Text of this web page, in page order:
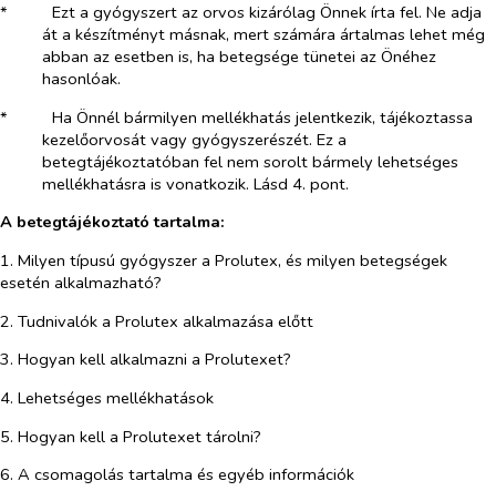
*​
Ezt a gyógyszert az orvos kizárólag Önnek írta fel. Ne adja
át a készítményt másnak, mert számára ártalmas lehet még
abban az esetben is, ha betegsége tünetei az Önéhez
hasonlóak.
*​
Ha Önnél bármilyen mellékhatás jelentkezik, tájékoztassa
kezelőorvosát vagy gyógyszerészét. Ez a
betegtájékoztatóban fel nem sorolt bármely lehetséges
mellékhatásra is vonatkozik. Lásd 4. pont.
A betegtájékoztató tartalma:
1. Milyen típusú gyógyszer a Prolutex, és milyen betegségek
esetén alkalmazható?
2. Tudnivalók a Prolutex alkalmazása előtt
3. Hogyan kell alkalmazni a Prolutexet?
4. Lehetséges mellékhatások
5. Hogyan kell a Prolutexet tárolni?
6. A csomagolás tartalma és egyéb információk